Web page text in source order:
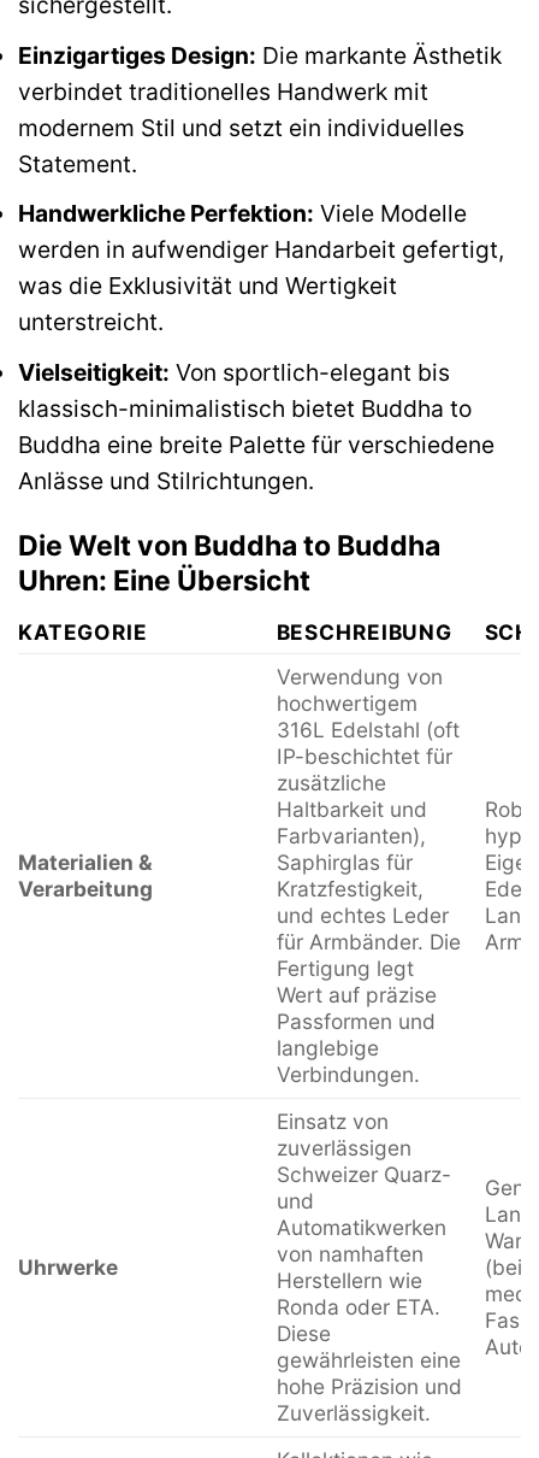
sichergestellt.
Einzigartiges Design: Die markante Ästhetik
verbindet traditionelles Handwerk mit
modernem Stil und setzt ein individuelles
Statement.
Handwerkliche Perfektion: Viele Modelle
werden in aufwendiger Handarbeit gefertigt,
was die Exklusivität und Wertigkeit
unterstreicht.
Vielseitigkeit: Von sportlich-elegant bis
klassisch-minimalistisch bietet Buddha to
Buddha eine breite Palette für verschiedene
Anlässe und Stilrichtungen.
Die Welt von Buddha to Buddha
Uhren: Eine Übersicht
KATEGORIE BESCHREIBUNG
Materialien &
Verarbeitung
Verwendung von
hochwertigem
316L Edelstahl (oft
IP-beschichtet für
zusätzliche
Haltbarkeit und
Farbvarianten),
Saphirglas für
Kratzfestigkeit,
und echtes Leder
für Armbänder. Die
Fertigung legt
Wert auf präzise
Passformen und
langlebige
Verbindungen.
Uhrwerke
Einsatz von
zuverlässigen
Schweizer Quarz-
und
Automatikwerken
von namhaften
Herstellern wie
Ronda oder ETA.
Diese
gewährleisten eine
hohe Präzision und
Zuverlässigkeit.
(bei